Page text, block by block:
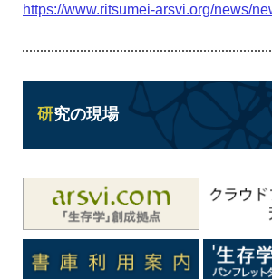
https://www.ritsumei-arsvi.org/news/
研究の現場